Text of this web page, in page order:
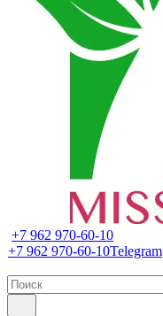
+7 962 970-60-10
+7 962 970-60-10Telegram